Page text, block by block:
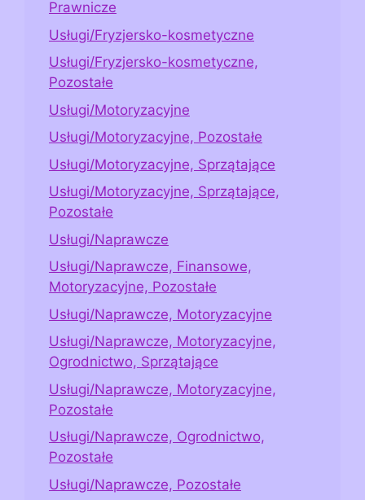
Prawnicze
Usługi/Fryzjersko-kosmetyczne
Usługi/Fryzjersko-kosmetyczne,
Pozostałe
Usługi/Motoryzacyjne
Usługi/Motoryzacyjne, Pozostałe
Usługi/Motoryzacyjne, Sprzątające
Usługi/Motoryzacyjne, Sprzątające,
Pozostałe
Usługi/Naprawcze
Usługi/Naprawcze, Finansowe,
Motoryzacyjne, Pozostałe
Usługi/Naprawcze, Motoryzacyjne
Usługi/Naprawcze, Motoryzacyjne,
Ogrodnictwo, Sprzątające
Usługi/Naprawcze, Motoryzacyjne,
Pozostałe
Usługi/Naprawcze, Ogrodnictwo,
Pozostałe
Usługi/Naprawcze, Pozostałe